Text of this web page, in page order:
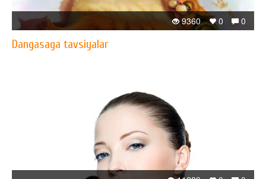
0
0
9360
Dangasaga tavsiyalar